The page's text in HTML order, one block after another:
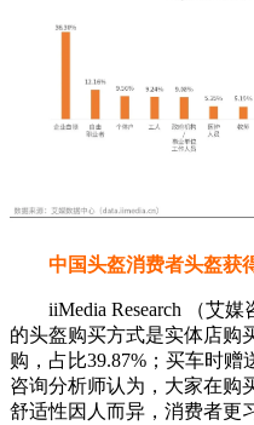
中国头盔消费者头盔获
iiMedia Research （艾媒
的头盔购买方式是实体店购
购，占比39.87%；买车时赠
咨询分析师认为，大家在购
舒适性因人而异，消费者更